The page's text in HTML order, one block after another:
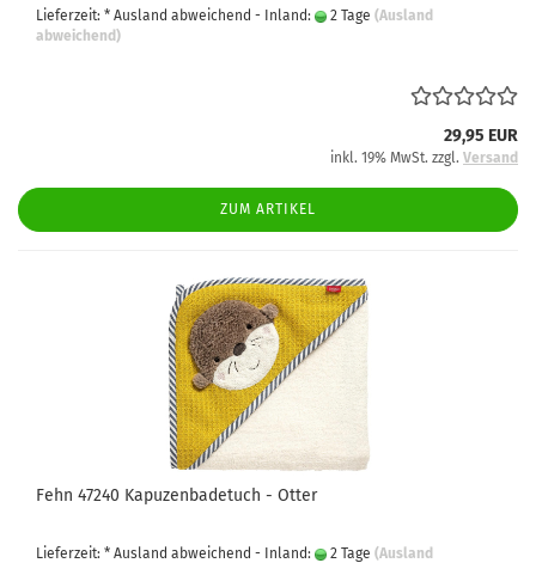
Lieferzeit: * Ausland abweichend - Inland: 2 Tage (Ausland
abweichend)
29,95 EUR
inkl. 19% MwSt. zzgl. Versand
ZUM ARTIKEL
Fehn 47240 Kapuzenbadetuch - Otter
Lieferzeit: * Ausland abweichend - Inland: 2 Tage (Ausland